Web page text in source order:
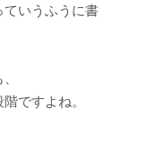
ていうふうに書
ですよね。